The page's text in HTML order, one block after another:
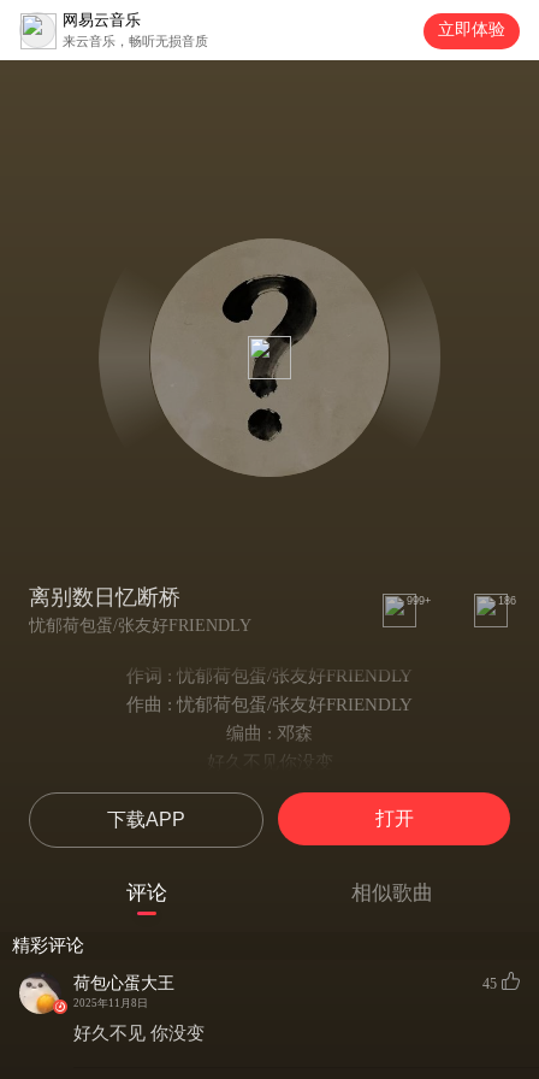
网易云音乐
来云音乐，畅听无损音质
立即体验
离别数日忆断桥
忧郁荷包蛋/张友好FRIENDLY
999+ 186
作词 : 忧郁荷包蛋/张友好FRIENDLY
作曲 : 忧郁荷包蛋/张友好FRIENDLY
编曲 : 邓森
好久不见你没变
愿望都没有实现
我还在等你的以前
我还在等你的来电
想的可能过于美好
下载APP 打开
评论 相似歌曲
精彩评论
荷包心蛋大王
2025年11月8日
45
好久不见 你没变